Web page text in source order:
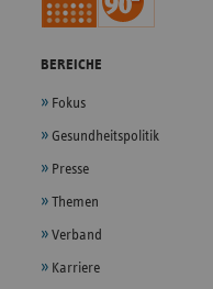
BEREICHE
Fokus
Gesundheitspolitik
Presse
Themen
Verband
Karriere